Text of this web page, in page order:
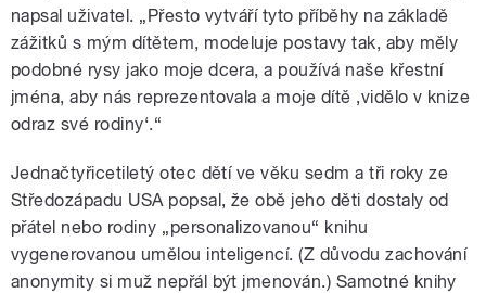
napsal uživatel. „Přesto vytváří tyto příběhy na základě
zážitků s mým dítětem, modeluje postavy tak, aby měly
podobné rysy jako moje dcera, a používá naše křestní
jména, aby nás reprezentovala a moje dítě ‚vidělo v knize
odraz své rodiny‘.“
Jednačtyřicetiletý otec dětí ve věku sedm a tři roky ze
Středozápadu USA popsal, že obě jeho děti dostaly od
přátel nebo rodiny „personalizovanou“ knihu
vygenerovanou umělou inteligencí. (Z důvodu zachování
anonymity si muž nepřál být jmenován.) Samotné knihy